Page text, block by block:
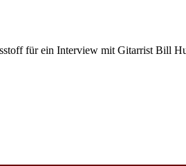
für ein Interview mit Gitarrist Bill